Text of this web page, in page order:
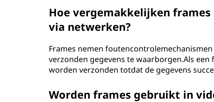
Hoe vergemakkelijken
via netwerken?
Frames nemen
verzonden gegevens te waarborgen.Als
worden verzonden totdat de gegevens
Worden frames gebruikt in